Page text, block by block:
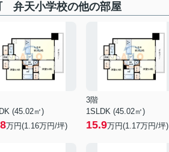
弁天小学校の他の部屋
(45.02㎡)
万円(1.16万円/坪)
3階
1SLDK (45.02㎡)
15.9万円(1.17万円/坪)